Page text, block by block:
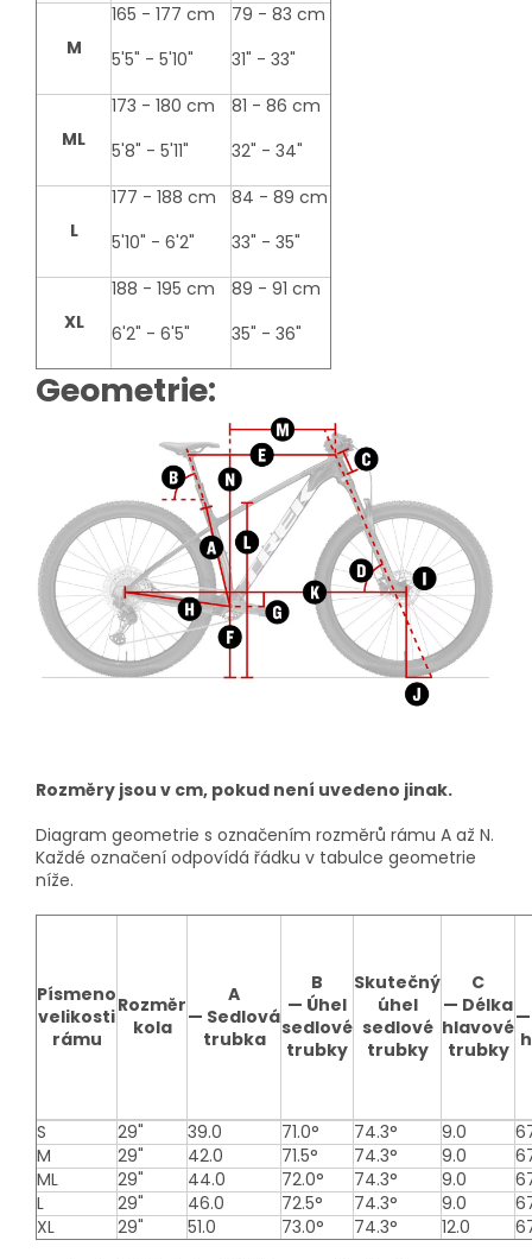
M
165 - 177 cm
5'5" - 5'10"
79 - 83 cm
31" - 33"
ML
173 - 180 cm
5'8" - 5'11"
81 - 86 cm
32" - 34"
L
177 - 188 cm
5'10" - 6'2"
84 - 89 cm
33" - 35"
XL
188 - 195 cm
6'2" - 6'5"
89 - 91 cm
35" - 36"
Geometrie:
Rozměry jsou v cm, pokud není uvedeno jinak.
Diagram geometrie s označením rozměrů rámu A až N.
Každé označení odpovídá řádku v tabulce geometrie
níže.
Sizing
table
Písmeno
velikosti
rámu
Rozměr
kola
A
— Sedlová
trubka
B
— Úhel
sedlové
trubky
Skutečný
úhel
sedlové
trubky
C
— Délka
hlavové
trubky
—
S 29" 39.0 71.0° 74.3° 9.0
M
29" 42.0 71.5° 74.3° 9.0
ML
29" 44.0 72.0° 74.3° 9.0
L
29" 46.0 72.5° 74.3° 9.0
XL
29" 51.0 73.0° 74.3° 12.0